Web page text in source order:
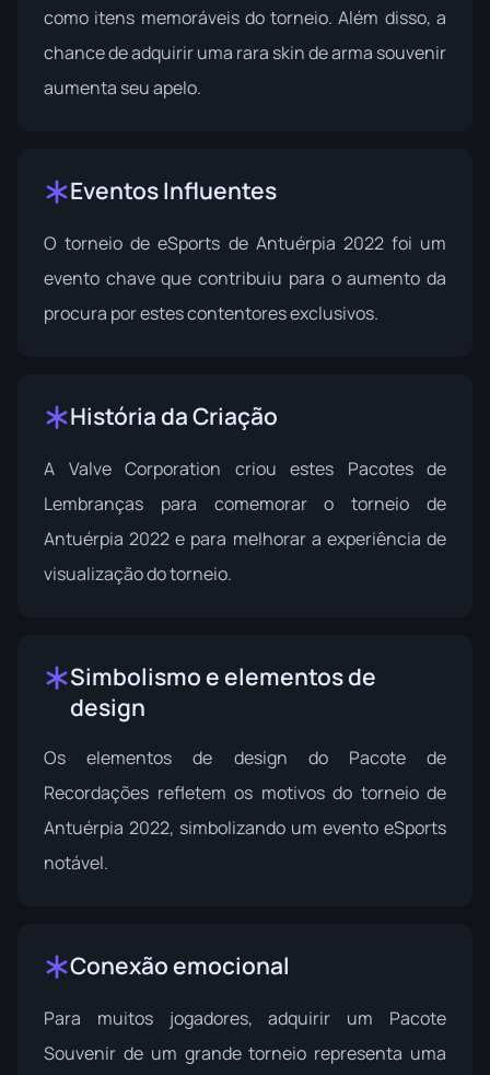
como itens memoráveis do torneio. Além disso, a
chance de adquirir uma rara skin de arma souvenir
aumenta seu apelo.
Eventos Influentes
O torneio de eSports de Antuérpia 2022foi um
evento chave que contribuiu para o aumento da
procura por estes contentores exclusivos.
História da Criação
A Valve Corporation criou estes Pacotes de
Lembranças para comemorar o torneio de
Antuérpia 2022 e para melhorar a experiência de
visualização do torneio.
Simbolismo e elementos de
design
Os elementos de design do Pacote de
Recordações refletem os motivos do torneio de
Antuérpia 2022, simbolizando um evento eSports
notável.
Conexão emocional
Para muitos jogadores, adquirir um Pacote
Souvenir de um grande torneio representa uma